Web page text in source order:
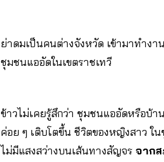
ย่าดมเป็นคนต่างจังหวัด เข้ามาทำงา
ชุมชนแออัดในเขตราชเทวี
ข้าวไม่เคยรู้สึกว่า ชุมชนแออัดหรือบ้า
ค่อย ๆ เติบโตขึ้น ชีวิตของหญิงสาว
ไม่มีแสงสว่างบนเส้นทางสัญจร จาก